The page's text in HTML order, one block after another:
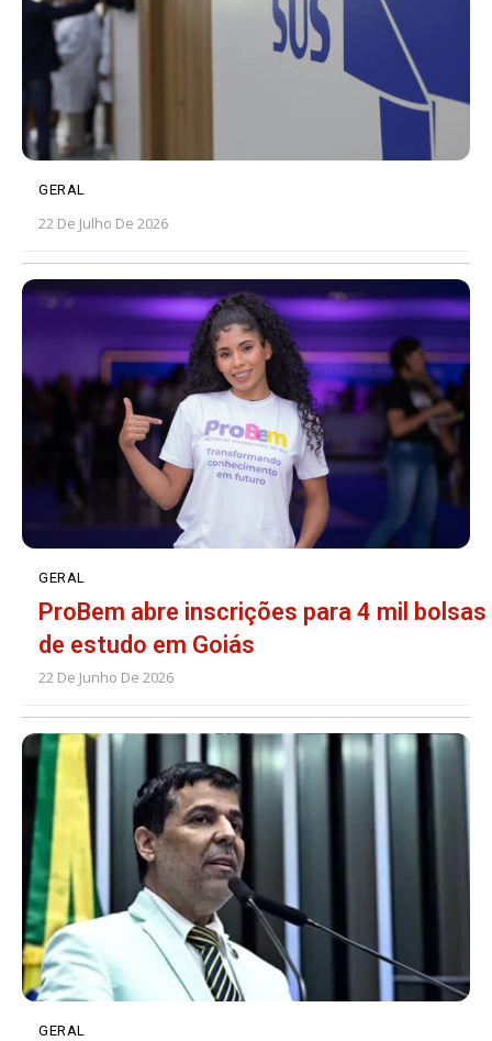
GERAL
22 De Julho De 2026
GERAL
ProBem abre inscrições para 4 mil bolsas
de estudo em Goiás
22 De Junho De 2026
GERAL